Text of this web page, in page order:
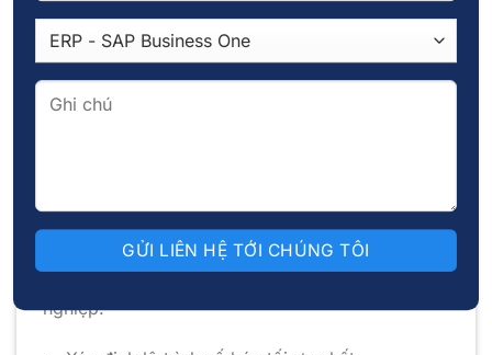
Lựa chọn tự triển khai hay kết hợp với
đối tác tư vấn?
pháp đáng cân nhắc.
nghiệp: